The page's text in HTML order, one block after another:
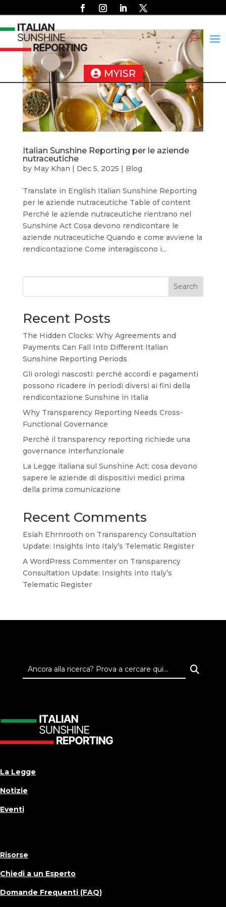
MYISR
Italian Sunshine Reporting per le aziende
nutraceutiche
by May Khan | Dec 5, 2025 | Blog
Translate in English Italian Sunshine Reporting
per le aziende nutraceutiche Table of content
Perché le aziende nutraceutiche rientrano nel
Sunshine Act Cosa devono rendicontare le
aziende nutraceutiche Quando e come avviene la
rendicontazione Come interagiscono i...
Search
Recent Posts
The Hidden Clocks: Why Agreements and
Payments Can Fall Into Different Italian
Sunshine Reporting Periods
Gli orologi nascosti: perché accordi e pagamenti
possono ricadere in periodi diversi ai fini della
rendicontazione Sunshine in Italia
Why Transparency Reporting Needs Cross-
Functional Governance
Perché il transparency reporting richiede una
governance interfunzionale
La Legge italiana sul Sunshine Act: cosa devono
sapere le aziende di dispositivi medici prima
della prima comunicazione
Recent Comments
Esiah Ehrnrooth on Transparency Consultation
Update: Insights into Italy’s Telematic Register
A WordPress Commenteron Transparency
Consultation Update: Insights into Italy’s
Telematic Register
La Legge
Notizie
Eventi
Risorse
Chiedi a un Esperto
Domande Frequenti (FAQ)